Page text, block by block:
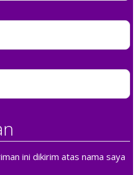
ini dikirim atas nama saya